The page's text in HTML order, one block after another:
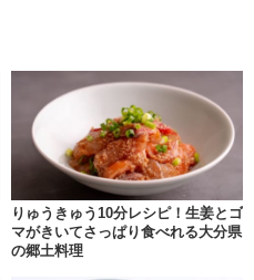
りゅうきゅう10分レシピ！生姜とゴ
マがきいてさっぱり食べれる大分県
の郷土料理